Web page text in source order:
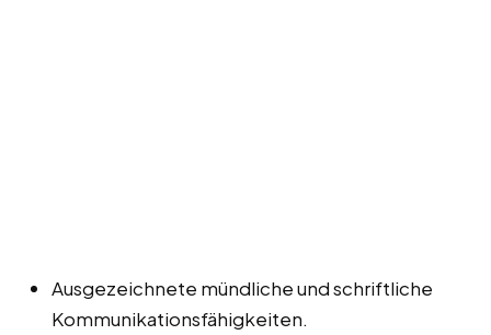
Ausgezeichnete mündliche und schriftliche
Kommunikationsfähigkeiten.